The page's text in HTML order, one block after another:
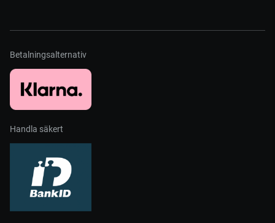
Betalningsalternativ
Handla säkert